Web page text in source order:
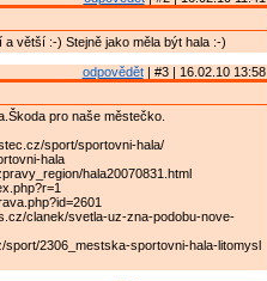
a větší :-) Stejně jako měla být hala :-)
odpovědět| #3 | 16.02.10 13:58
pro naše městečko.
sport/sportovni-hala/
hala
hala20070831.html
clanek/svetla-uz-zna-podobu-nove-
sport/2306_mestska-sportovni-hala-litomysl